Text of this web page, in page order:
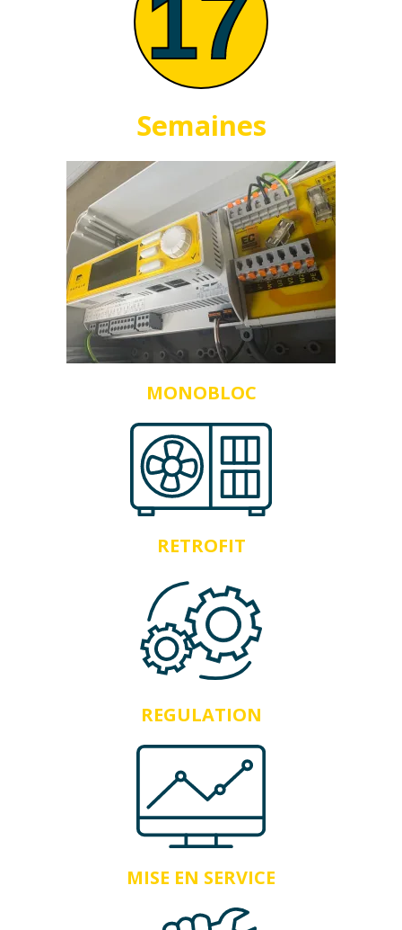
Semaines
MONOBLOC
RETROFIT
REGULATION
MISE EN SERVICE